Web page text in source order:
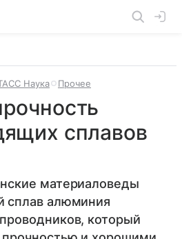
Наука Прочее
сплавов
материаловеды
сплав алюминия
который